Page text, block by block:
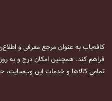
کافه‌یاب به عنوان مرجع معرفی و اطلاع‌رسانی کافه‌های ایران، در تابستان
فراهم کند. همچنین امکان درج و به
تمامی کالاها و خدمات این وب‌سایت،